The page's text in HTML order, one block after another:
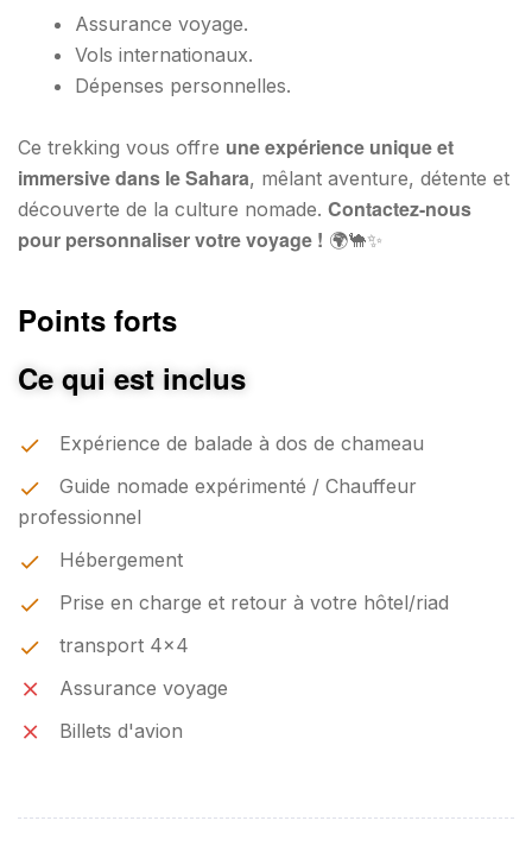
Assurance voyage.
Vols internationaux.
Dépenses personnelles.
Ce trekking vous offre une expérience unique et
immersive dans le Sahara, mêlant aventure, détente et
découverte de la culture nomade. Contactez-nous
pour personnaliser votre voyage ! 🌍🐪✨
Points forts
Ce qui est inclus
Expérience de balade à dos de chameau
Guide nomade expérimenté / Chauffeur
professionnel
Hébergement
Prise en charge et retour à votre hôtel/riad
transport 4x4
Assurance voyage
Billets d'avion